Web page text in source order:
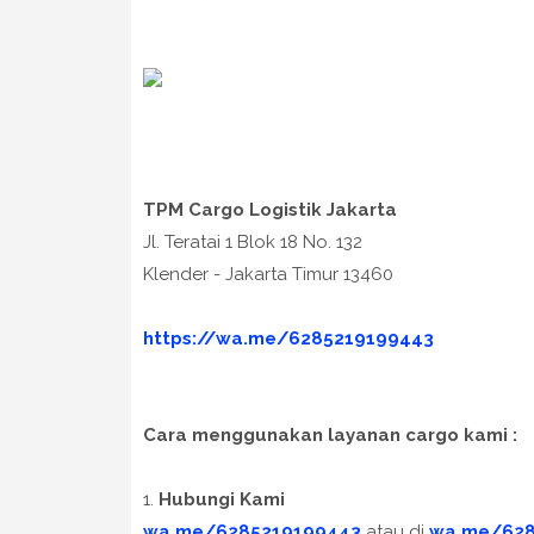
TPM Cargo Logistik Jakarta
Jl. Teratai 1 Blok 18 No. 132
Klender - Jakarta Timur 13460
https://wa.me/6285219199443
Cara menggunakan layanan cargo kami :
1. Hubungi Kami